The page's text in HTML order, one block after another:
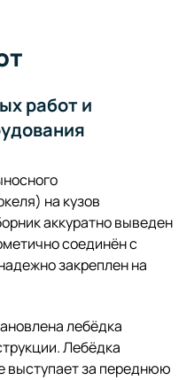
работ и
на кузов
аккуратно выведен
соединён с
закреплен на
лебёдка
Лебёдка
выступает за переднюю